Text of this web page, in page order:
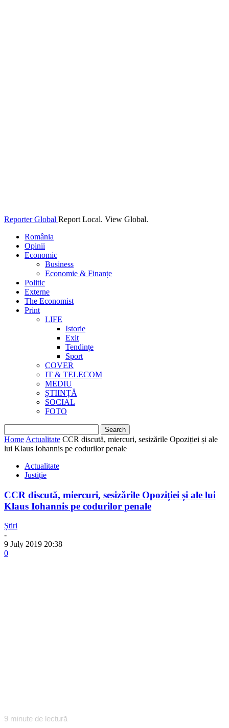
Reporter Global Report Local. View Global.
România
Opinii
Economic
Business
Economie & Finanțe
Politic
Externe
The Economist
Print
LIFE
Istorie
Exit
Tendințe
Sport
COVER
IT & TELECOM
MEDIU
ȘTIINȚĂ
SOCIAL
FOTO
Home Actualitate CCR discută, miercuri, sesizările Opoziției și ale
lui Klaus Iohannis pe codurilor penale
Actualitate
Justiție
CCR discută, miercuri, sesizările Opoziției și ale lui
Klaus Iohannis pe codurilor penale
Știri
-
9 July 2019 20:38
0
9 minute de lectură